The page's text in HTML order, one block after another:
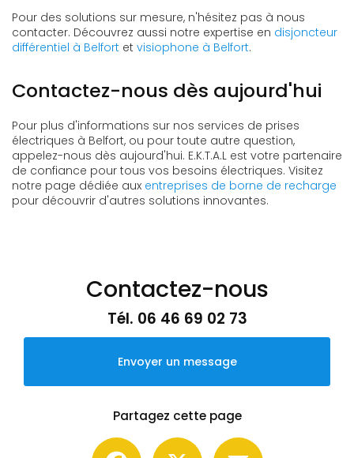
Pour des solutions sur mesure, n'hésitez pas à nous
contacter. Découvrez aussi notre expertise en disjoncteur
différentiel à Belfort et visiophone à Belfort.
Contactez-nous dès aujourd'hui
Pour plus d'informations sur nos services de prises
électriques à Belfort, ou pour toute autre question,
appelez-nous dès aujourd'hui. E.K.T.A.L est votre partenaire
de confiance pour tous vos besoins électriques. Visitez
notre page dédiée aux entreprises de borne de recharge
pour découvrir d'autres solutions innovantes.
Contactez-nous
Tél. 06 46 69 02 73
Envoyer un message
Partagez cette page
Facebook